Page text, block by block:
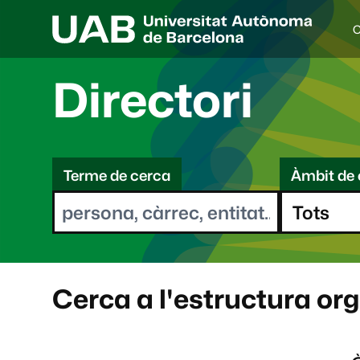
I
d
i
a
e
l
e
o
t
Directori
C
eTerme de cerca Àmbit de
Cerca a l'estructura